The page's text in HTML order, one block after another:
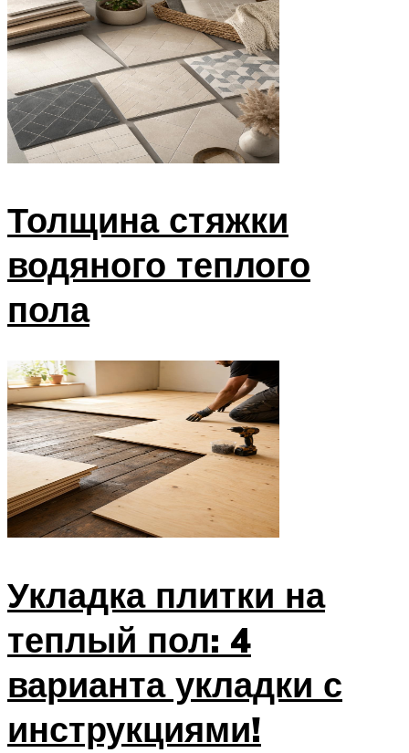
Толщина стяжки
водяного теплого
пола
Укладка плитки на
теплый пол: 4
варианта укладки с
инструкциями!